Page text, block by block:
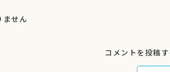
ません
コメントを投稿